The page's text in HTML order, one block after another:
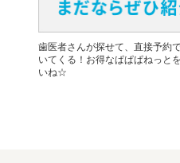
歯医者さんが探せて、直接予約
いてくる！お得なぱぱぱねっと
いね☆